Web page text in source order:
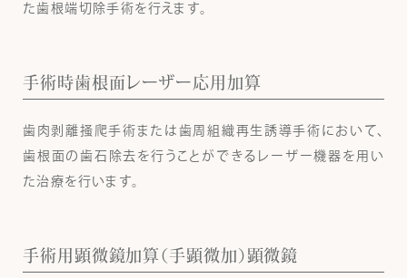
た歯根端切除手術を行えます。
手術時歯根面レーザー応用加算
歯肉剥離掻爬手術または歯周組織再生誘導手術において、
歯根面の歯石除去を行うことができるレーザー機器を用い
た治療を行います。
手術用顕微鏡加算（手顕微加）顕微鏡